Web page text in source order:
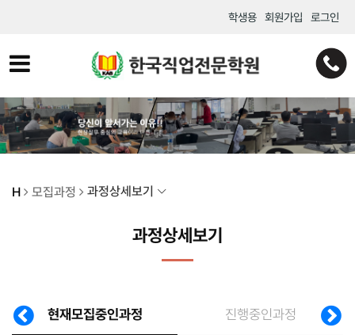
학생용 회원가입 로그인
H 모집과정 과정상세보기
과정상세보기
현재모집중인과정 진행중인과정